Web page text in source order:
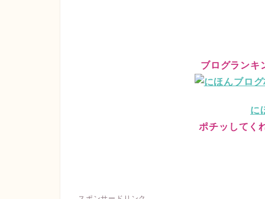
ブログランキ
に
ポチッしてく